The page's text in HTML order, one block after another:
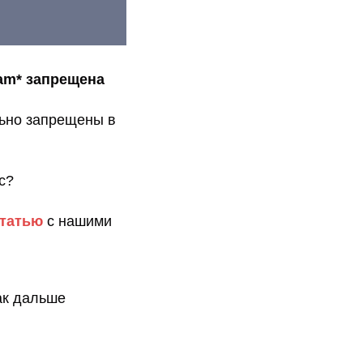
запрещена
запрещены в
с нашими
дальше